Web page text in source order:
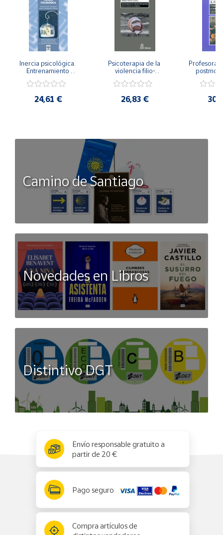
Inercia psicológica.
Entrenamiento
Igualdad de Género.
24,61 €
Psicoterapia de la
violencia filio-
secreto y la
26,83 €
Camino de Santiago
Novedades en Libros
Distintivo DGT
Envío responsable gratuito a
partir de 20 €
Pago seguro
Compra artículos de